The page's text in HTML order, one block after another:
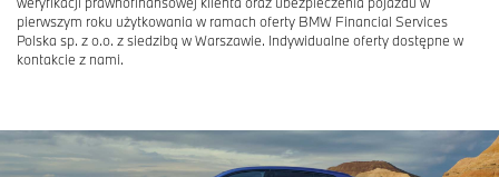
pierwszym roku użytkowania w ramach oferty BMW Financial Services
Polska sp. z o.o. z siedzibą w Warszawie. Indywidualne oferty dostępne w
kontakcie z nami.